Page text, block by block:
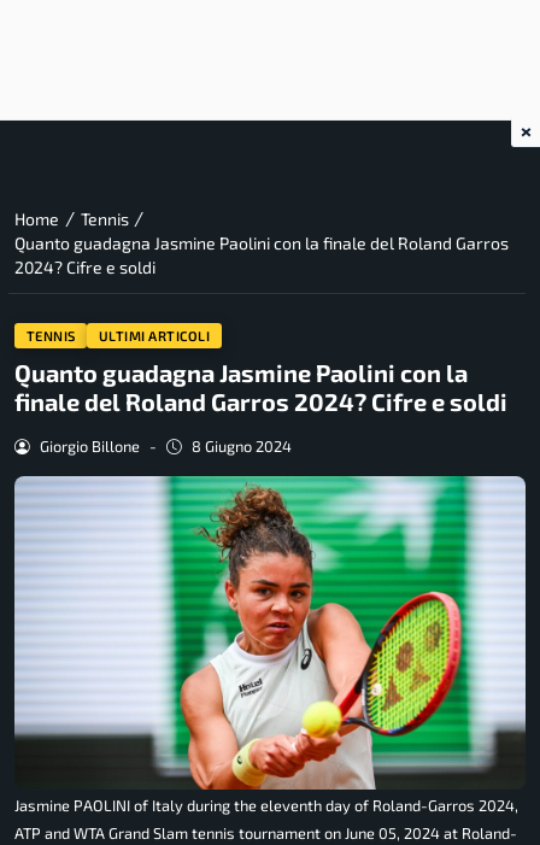
Home / Tennis /
Quanto guadagna Jasmine Paolini con la finale del Roland Garros
2024? Cifre e soldi
TENNIS ULTIMI ARTICOLI
Quanto guadagna Jasmine Paolini con la
finale del Roland Garros 2024? Cifre e soldi
Giorgio Billone - 8 Giugno 2024
Jasmine PAOLINI of Italy during the eleventh day of Roland-Garros 2024,
ATP and WTA Grand Slam tennis tournament on June 05, 2024 at Roland-
×